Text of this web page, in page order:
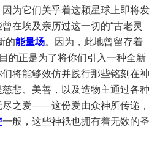
为它们关乎着这颗星球上即将发
在埃及亲历过这一切的“古老灵
的能量场。因为，此地曾留存着
的正是为了将你们引入一种全新
将能够效仿并践行那些铭刻在神
悲、美善，以及造物主通过各种
尽之爱——这份爱由众神所传递，
一般，这些神祇也拥有着无数的圣